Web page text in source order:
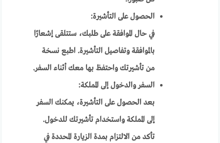
الحصول على التأشيرة:
في حال الموافقة على طلبك، ستتلقى إشعارًا
بالموافقة وتفاصيل التأشيرة. اطبع نسخة
من تأشيرتك واحتفظ بها معك أثناء السفر.
السفر والدخول إلى المملكة:
بعد الحصول على التأشيرة، يمكنك السفر
إلى المملكة واستخدام تأشيرتك للدخول.
تأكد من الالتزام بمدة الزيارة المحددة في